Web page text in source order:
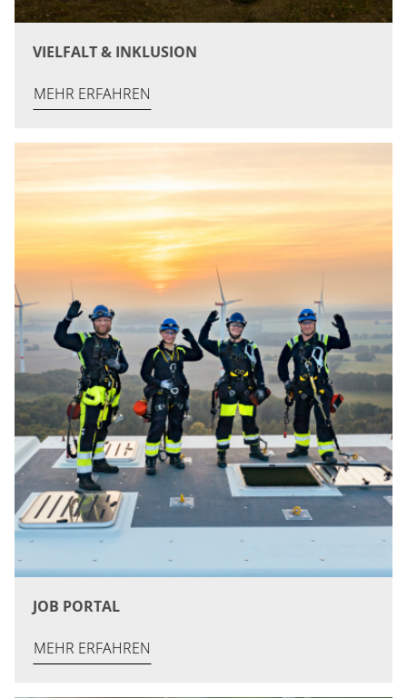
VIELFALT & INKLUSION
MEHR ERFAHREN
JOB PORTAL
MEHR ERFAHREN